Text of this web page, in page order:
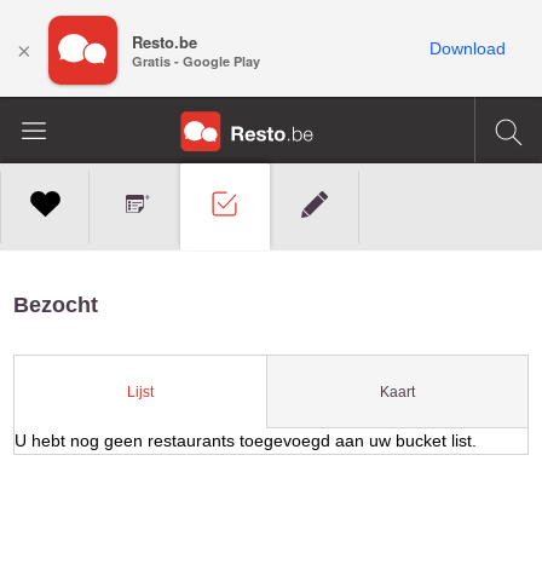
Bezocht
Lijst Kaart
U hebt nog geen restaurants toegevoegd aan uw bucket list.
× Resto.be
Gratis - Google Play
Download